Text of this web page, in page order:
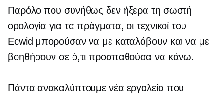
Παρόλο που συνήθως δεν ήξερα τη σωστή
ορολογία για τα πράγματα, οι τεχνικοί του
Ecwid μπορούσαν να με καταλάβουν και να με
βοηθήσουν σε ό,τι προσπαθούσα να κάνω.
Πάντα ανακαλύπτουμε νέα εργαλεία που